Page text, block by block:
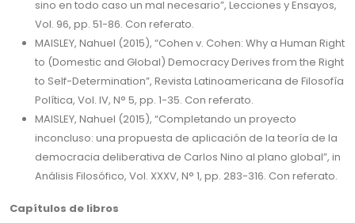
sino en todo caso un mal necesario”, Lecciones y Ensayos,
Vol. 96, pp. 51-86. Con referato.
MAISLEY, Nahuel (2015), “Cohen v. Cohen: Why a Human Right
to (Domestic and Global) Democracy Derives from the Right
to Self-Determination”, Revista Latinoamericana de Filosofía
Política, Vol. IV, N° 5, pp. 1-35. Con referato.
MAISLEY, Nahuel (2015), “Completando un proyecto
inconcluso: una propuesta de aplicación de la teoría de la
democracia deliberativa de Carlos Nino al plano global”, in
Análisis Filosófico, Vol. XXXV, N° 1, pp. 283-316. Con referato.
Capítulos de libros